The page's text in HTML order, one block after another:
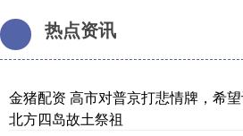
热点资讯
金猪配资 高市对普京打悲情牌，希
北方四岛故土祭祖